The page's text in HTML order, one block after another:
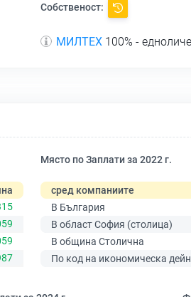
Собственост:
МИЛТЕХ 100% -
Място по Заплати за 2022 г.
сред компаниите
В България
В област София (столица)
В община Столична
По код на икономическа